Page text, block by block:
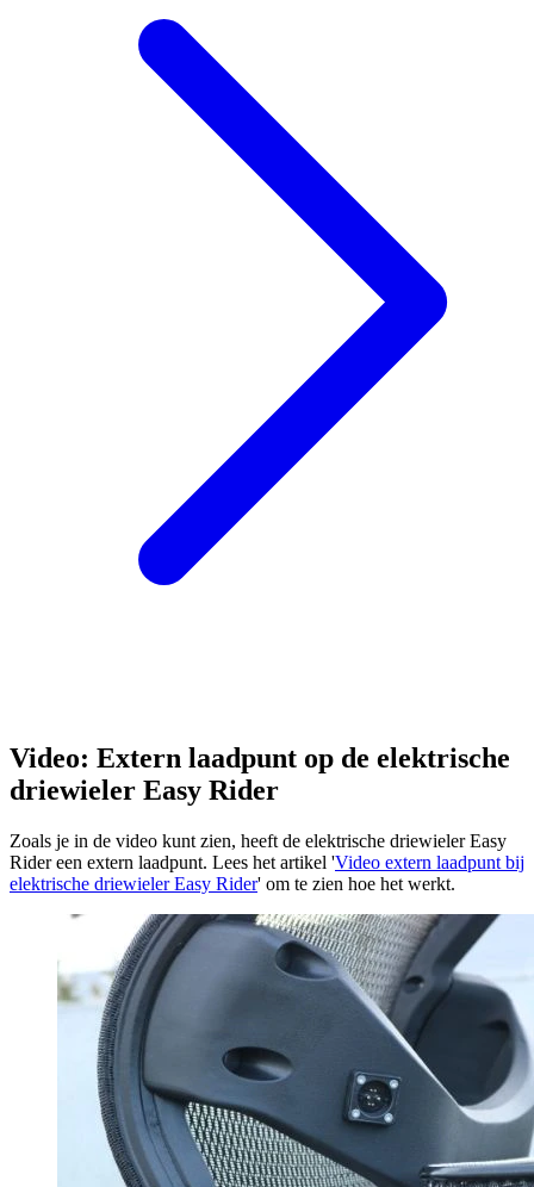
Video: Extern laadpunt op de elektrische
driewieler Easy Rider
Zoals je in de video kunt zien, heeft de elektrische driewieler Easy
Rider een extern laadpunt. Lees het artikel 'Video extern laadpunt bij
elektrische driewieler Easy Rider' om te zien hoe het werkt.